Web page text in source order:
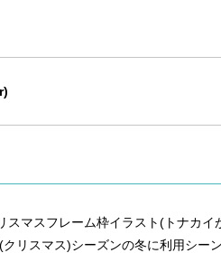
スマスフレーム枠イラスト(トナカ
リスマス)シーズンの冬に利用シー